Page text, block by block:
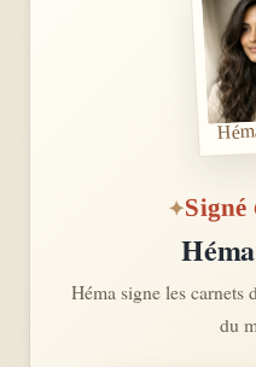
Signé
Héma signe les carnets
du